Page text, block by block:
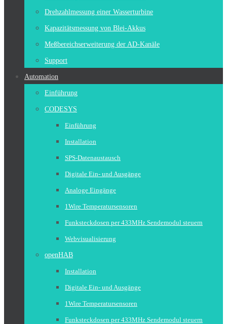
Drehzahlmessung einer Wasserturbine
Kapazitätsmessung von Blei-Akkus
Meßbereichserweiterung der AD-Kanäle
Support
Automation
Einführung
CODESYS
Einführung
Installation
SPS-Datenaustausch
Digitale Ein- und Ausgänge
Analoge Eingänge
1Wire Temperatursensoren
Funksteckdosen per 433MHz Sendemodul steuern
Webvisualisierung
openHAB
Installation
Digitale Ein- und Ausgänge
1Wire Temperatursensoren
Funksteckdosen per 433MHz Sendemodul steuern